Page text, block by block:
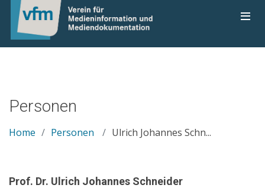
Personen
Home Personen Ulrich Johannes Schn...
Prof. Dr. Ulrich Johannes Schneider